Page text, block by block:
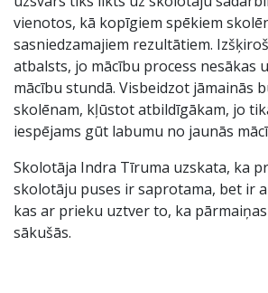
vienotos, kā kopīgiem spēkiem
sasniedzamajiem rezultātiem.
atbalsts, jo mācību process nesākas
mācību stundā. Visbeidzot jāmainās
skolēnam, kļūstot atbildīgākam, jo
iespējams gūt labumu no jaunās
Skolotāja Indra Tīruma uzskata, ka
skolotāju puses ir saprotama, bet ir
kas ar prieku uztver to, ka
sākušās.